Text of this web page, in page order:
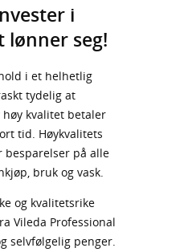
i
lønner seg!
i et helhetlig
tydelig at
kvalitet betaler
tid. Høykvalitets
på alle
bruk og vask.
og kvalitetsrike
Vileda Professional
selvfølgelig penger.